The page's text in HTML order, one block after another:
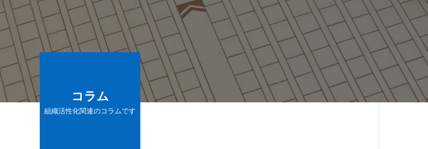
「人財獲得」を
「今」始める
性」を経営者と
ともに創る
継続的意識改善
を
幹部育成研修な
ど
コラム
組織活性化関連のコラムです